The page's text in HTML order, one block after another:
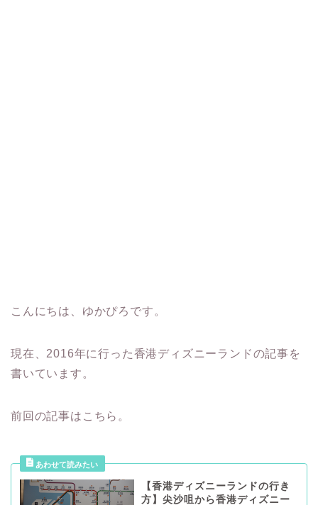
こんにちは、ゆかぴろです。
現在、2016年に行った香港ディズニーランドの記事を
書いています。
前回の記事はこちら。
【香港ディズニーランドの行き
方】尖沙咀から香港ディズニー